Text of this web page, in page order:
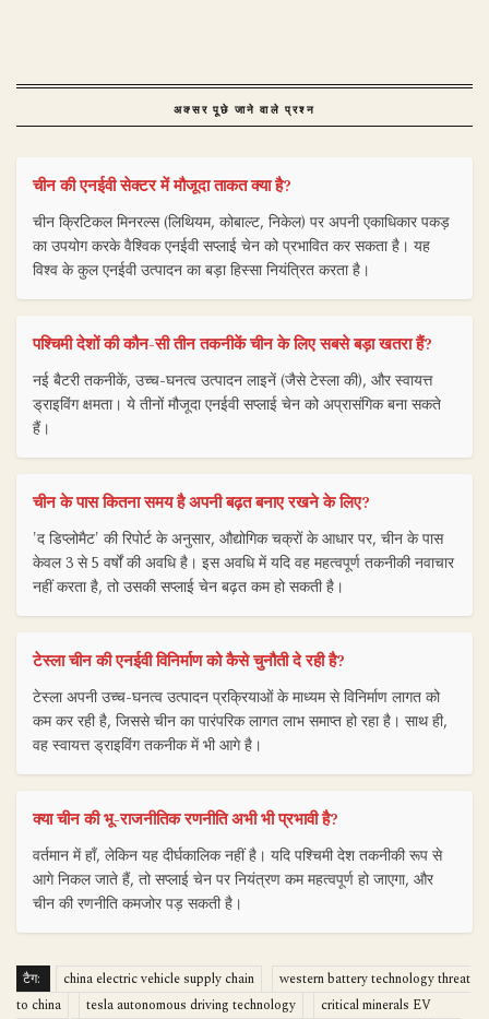
अक्सर पूछे जाने वाले प्रश्न
चीन की एनईवी सेक्टर में मौजूदा ताकत क्या है?
चीन क्रिटिकल मिनरल्स (लिथियम, कोबाल्ट, निकेल) पर अपनी एकाधिकार पकड़
का उपयोग करके वैश्विक एनईवी सप्लाई चेन को प्रभावित कर सकता है। यह
विश्व के कुल एनईवी उत्पादन का बड़ा हिस्सा नियंत्रित करता है।
पश्चिमी देशों की कौन-सी तीन तकनीकें चीन के लिए सबसे बड़ा खतरा हैं?
नई बैटरी तकनीकें, उच्च-घनत्व उत्पादन लाइनें (जैसे टेस्ला की), और स्वायत्त
ड्राइविंग क्षमता। ये तीनों मौजूदा एनईवी सप्लाई चेन को अप्रासंगिक बना सकते
हैं।
चीन के पास कितना समय है अपनी बढ़त बनाए रखने के लिए?
'द डिप्लोमैट' की रिपोर्ट के अनुसार, औद्योगिक चक्रों के आधार पर, चीन के पास
केवल 3 से 5 वर्षों की अवधि है। इस अवधि में यदि वह महत्वपूर्ण तकनीकी नवाचार
नहीं करता है, तो उसकी सप्लाई चेन बढ़त कम हो सकती है।
टेस्ला चीन की एनईवी विनिर्माण को कैसे चुनौती दे रही है?
टेस्ला अपनी उच्च-घनत्व उत्पादन प्रक्रियाओं के माध्यम से विनिर्माण लागत को
कम कर रही है, जिससे चीन का पारंपरिक लागत लाभ समाप्त हो रहा है। साथ ही,
वह स्वायत्त ड्राइविंग तकनीक में भी आगे है।
क्या चीन की भू-राजनीतिक रणनीति अभी भी प्रभावी है?
वर्तमान में हाँ, लेकिन यह दीर्घकालिक नहीं है। यदि पश्चिमी देश तकनीकी रूप से
आगे निकल जाते हैं, तो सप्लाई चेन पर नियंत्रण कम महत्वपूर्ण हो जाएगा, और
चीन की रणनीति कमजोर पड़ सकती है।
टैग: china electric vehicle supply chain
western battery technology threat
to china
tesla autonomous driving technology
critical minerals EV